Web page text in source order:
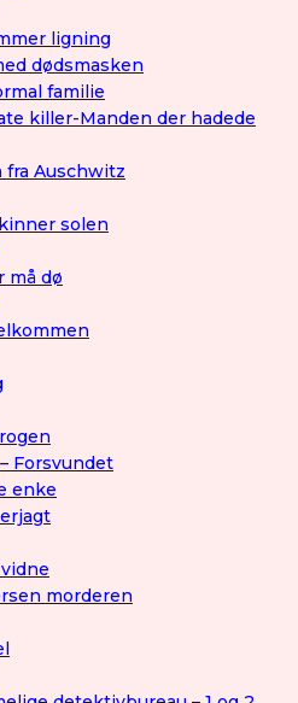
ligning
dødsmasken
familie
killer-Manden der hadede
fra Auschwitz
solen
må dø
Forsvundet
enke
morderen